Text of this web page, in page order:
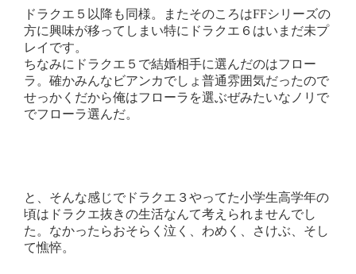
ドラクエ５以降も同様。またそのころはFFシリーズの
方に興味が移ってしまい特にドラクエ６はいまだ未プ
レイです。
ちなみにドラクエ５で結婚相手に選んだのはフロー
ラ。確かみんなビアンカでしょ普通雰囲気だったので
せっかくだから俺はフローラを選ぶぜみたいなノリで
でフローラ選んだ。
と、そんな感じでドラクエ３やってた小学生高学年の
頃はドラクエ抜きの生活なんて考えられませんでし
た。なかったらおそらく泣く、わめく、さけぶ、そし
て憔悴。